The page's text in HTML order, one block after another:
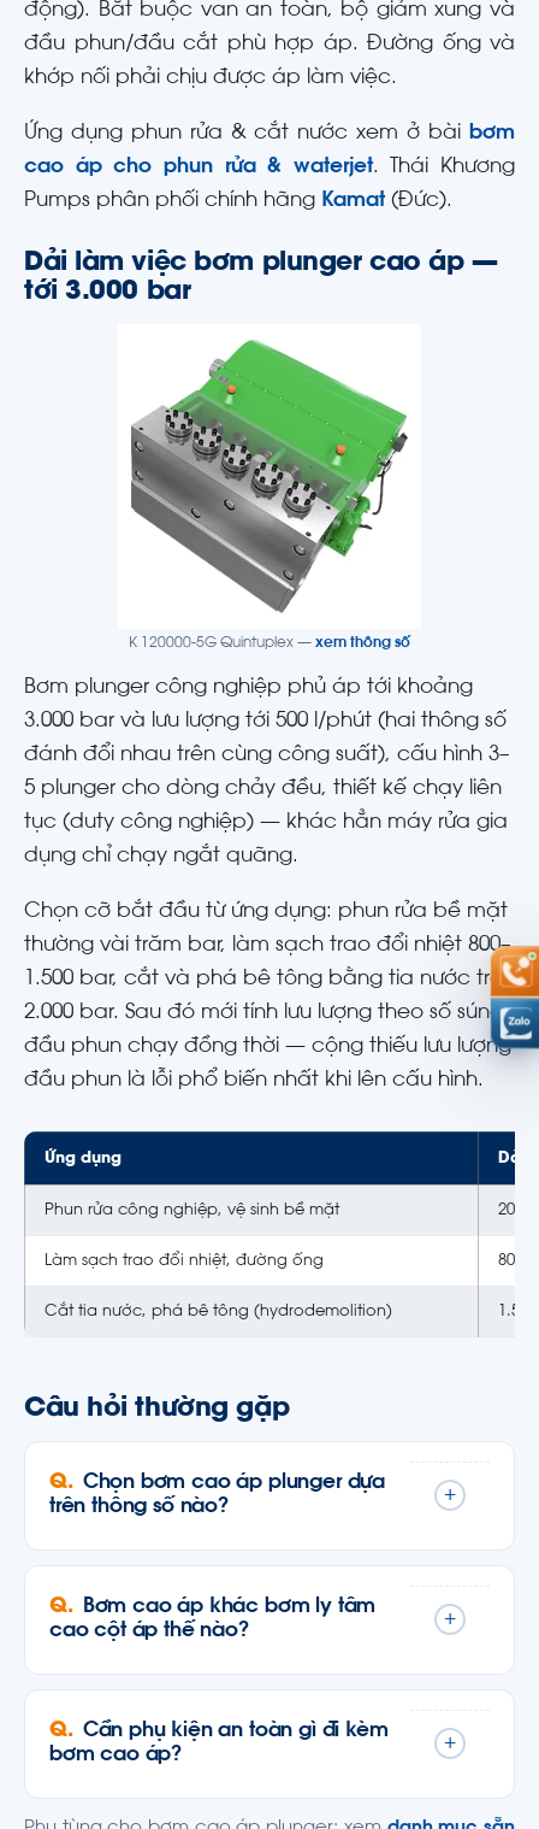
động). Bắt buộc van an toàn, bộ giảm xung và
đầu phun/đầu cắt phù hợp áp. Đường ống và
khớp nối phải chịu được áp làm việc.
Ứng dụng phun rửa & cắt nước xem ở bài bơm
cao áp cho phun rửa & waterjet. Thái Khương
Pumps phân phối chính hãng Kamat (Đức).
Dải làm việc bơm plunger cao áp —
tới 3.000 bar
K 120000-5G Quintuplex — xem thông số
Bơm plunger công nghiệp phủ áp tới khoảng
3.000 bar và lưu lượng tới 500 l/phút (hai thông số
đánh đổi nhau trên cùng công suất), cấu hình 3–
5 plunger cho dòng chảy đều, thiết kế chạy liên
tục (duty công nghiệp) — khác hẳn máy rửa gia
dụng chỉ chạy ngắt quãng.
Chọn cỡ bắt đầu từ ứng dụng: phun rửa bề mặt
thường vài trăm bar, làm sạch trao đổi nhiệt 800–
1.500 bar, cắt và phá bê tông bằng tia nước trên
2.000 bar. Sau đó mới tính lưu lượng theo số súng/
đầu phun chạy đồng thời — cộng thiếu lưu lượng
đầu phun là lỗi phổ biến nhất khi lên cấu hình.
Ứng dụng Dải
Phun rửa công nghiệp, vệ sinh bề mặt 200
Làm sạch trao đổi nhiệt, đường ống 800
Cắt tia nước, phá bê tông (hydrodemolition)
Câu hỏi thường gặp
Chọn bơm cao áp plunger dựa
trên thông số nào?
+
Bơm cao áp khác bơm ly tâm
cao cột áp thế nào?
+
Cần phụ kiện an toàn gì đi kèm
bơm cao áp?
+